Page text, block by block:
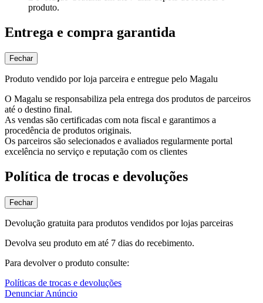
produto.
Entrega e compra garantida
Fechar
Produto vendido por loja parceira e entregue pelo Magalu
O Magalu se responsabiliza pela entrega dos produtos de parceiros
até o destino final.
As vendas são certificadas com nota fiscal e garantimos a
procedência de produtos originais.
Os parceiros são selecionados e avaliados regularmente portal
excelência no serviço e reputação com os clientes
Política de trocas e devoluções
Fechar
Devolução gratuita para produtos vendidos por lojas parceiras
Devolva seu produto em até 7 dias do recebimento.
Para devolver o produto consulte:
Políticas de trocas e devoluções
Denunciar Anúncio